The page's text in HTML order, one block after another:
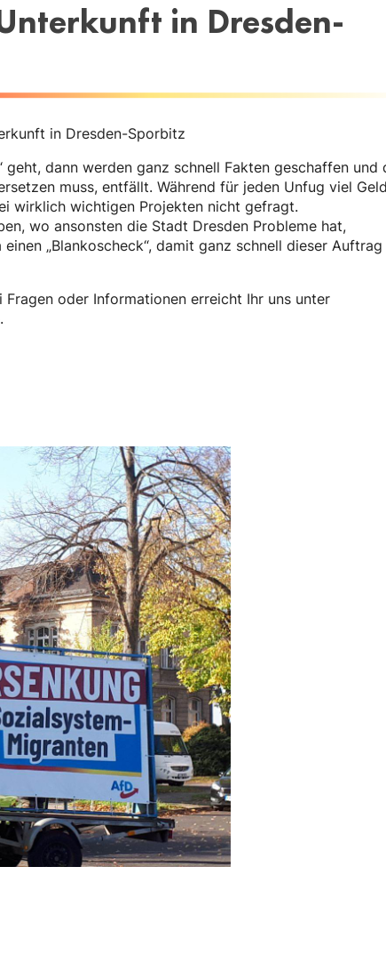
in Dresden-
in Dresden-Sporbitz
geht, dann werden ganz schnell Fakten geschaffen und
muss, entfällt. Während für jeden Unfug viel
wirklich wichtigen Projekten nicht gefragt.
wo ansonsten die Stadt Dresden Probleme hat,
„Blankoscheck“, damit ganz schnell dieser Auftrag
oder Informationen erreicht Ihr uns unter